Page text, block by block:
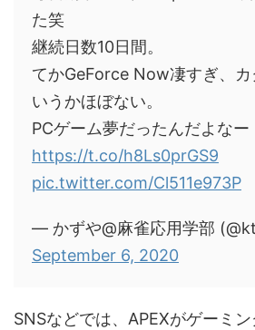
た笑
継続日数10日間。
てかGeForce Now凄すぎ、カ
いうかほぼない。
PCゲーム夢だったんだよなー
https://t.co/h8Ls0prGS9
pic.twitter.com/Cl511e973P
— かずや@麻雀応用学部
September 6, 2020
SNSなどでは、APEXがゲーミ